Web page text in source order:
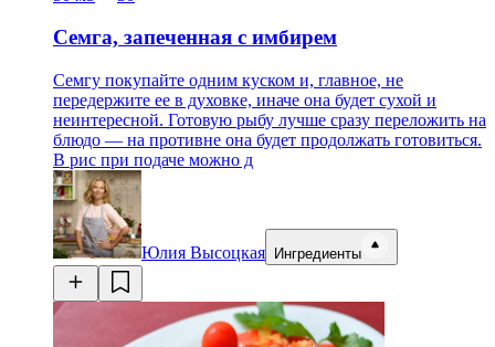
Семга, запеченная с имбирем
Семгу покупайте одним куском и, главное, не
передержите ее в духовке, иначе она будет сухой и
неинтересной. Готовую рыбу лучше сразу переложить на
блюдо — на противне она будет продолжать готовиться.
В рис при подаче можно д
Юлия Высоцкая Ингредиенты